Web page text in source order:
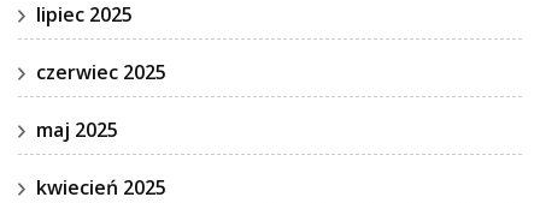
lipiec 2025
czerwiec 2025
maj 2025
kwiecień 2025